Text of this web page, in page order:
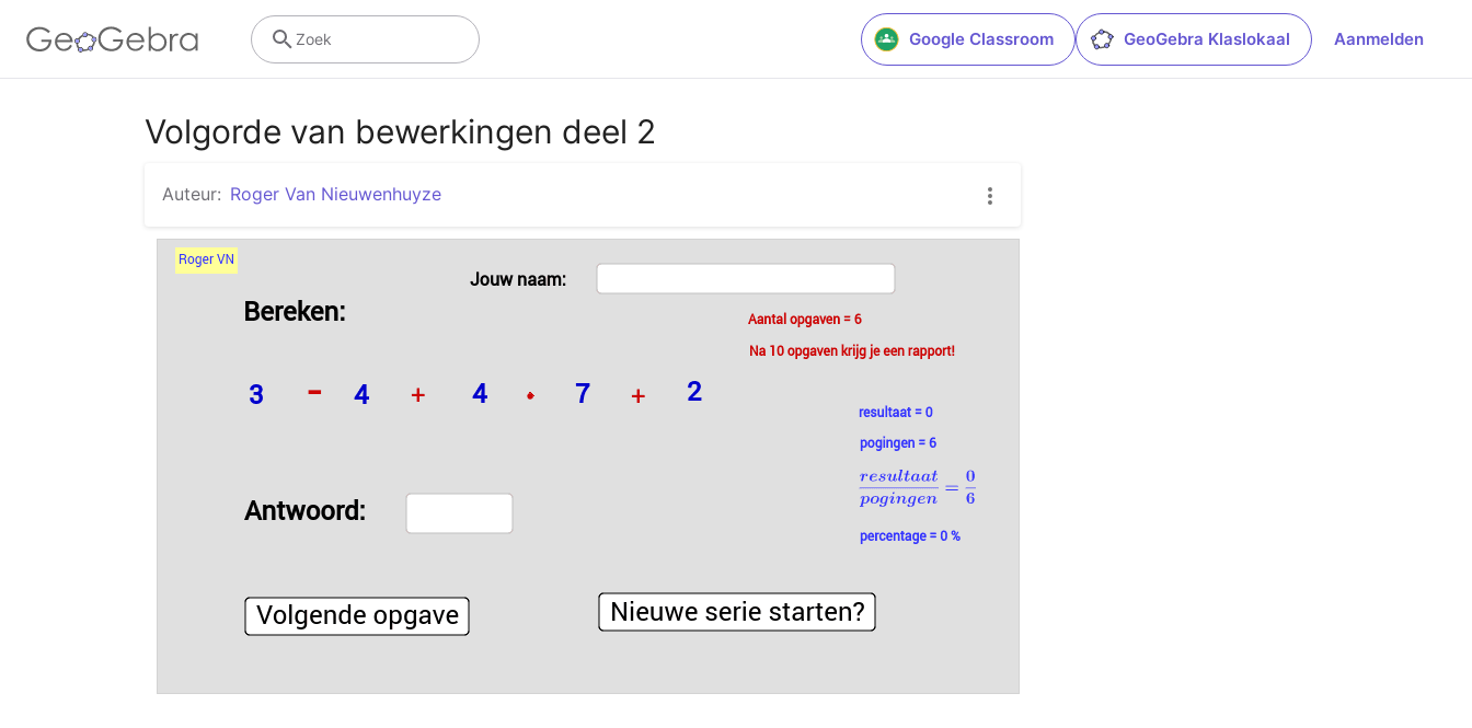
Google Classroom GeoGebra Klaslokaal Aanmelden
Zoek
Volgorde van bewerkingen deel 2
Auteur: Roger Van Nieuwenhuyze